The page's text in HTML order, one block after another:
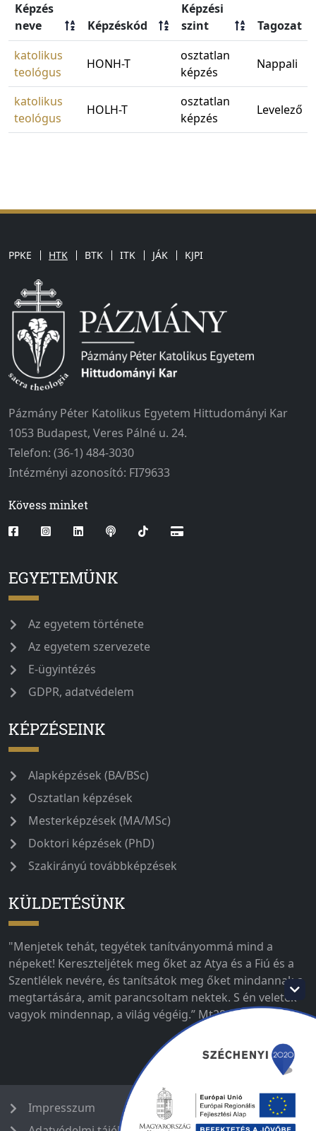
Képzés
neve
Képzéskód
Képzési
szint
Tagozat
katolikus
teológus
HONH-T
osztatlan
képzés
Nappali
katolikus
teológus
HOLH-T
osztatlan
képzés
Levelező
PPKE HTK BTK ITK JÁK KJPI
Pázmány Péter Katolikus Egyetem Hittudományi Kar
1053 Budapest, Veres Pálné u. 24.
Telefon: (36-1) 484-3030
Intézményi azonosító: FI79633
Kövess minket
EGYETEMÜNK
Az egyetem története
Az egyetem szervezete
E-ügyintézés
GDPR, adatvédelem
KÉPZÉSEINK
Alapképzések (BA/BSc)
Osztatlan képzések
Mesterképzések (MA/MSc)
Doktori képzések (PhD)
Szakirányú továbbképzések
KÜLDETÉSÜNK
"Menjetek tehát, tegyétek tanítványommá mind a
népeket! Kereszteljétek meg őket az Atya és a Fiú és a
Szentlélek nevére, és tanítsátok meg őket mindannak a
megtartására, amit parancsoltam nektek. S én veletek
vagyok mindennap, a világ végéig.” Mt28,19-20
Impresszum